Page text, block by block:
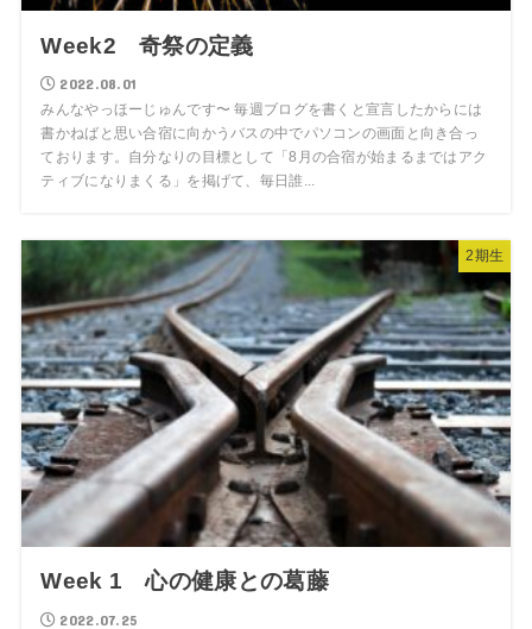
Week2 奇祭の定義
2022.08.01
みんなやっほーじゅんです〜 毎週ブログを書くと宣言したからには
書かねばと思い合宿に向かうバスの中でパソコンの画面と向き合っ
ております。自分なりの目標として「8月の合宿が始まるまではアク
ティブになりまくる」を掲げて、毎日誰...
2期生
Week 1 心の健康との葛藤
2022.07.25